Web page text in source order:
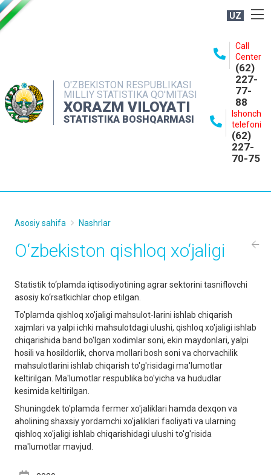
UZ
O'ZBEKISTON RESPUBLIKASI
MILLIY STATISTIKA QO'MITASI
XORAZM VILOYATI
STATISTIKA BOSHQARMASI
Call
Center
(62)
227-
77-
88
Ishonch
telefoni
(62)
227-
70-75
NASHRLAR
INTERAKTIV XIZMATLAR
MATBUOT XIZMATI
Asosiy sahifa Nashrlar
O‘zbekiston qishloq xo‘jаligi
Stаtistik to‘plаmdа iqtisodiyotining аgrаr sektorini tаsniflovchi
аsosiy ko‘rsаtkichlаr chop etilgan.
To'plamda qishloq xo'jaligi mahsulot-larini ishlab chiqarish
xajmlari va yalpi ichki mahsulotdagi ulushi, qishloq xo'jaligi ishlab
chiqarishida band bo'lgan xodimlar soni, ekin maydonlari, yalpi
hosili va hosildorlik, chorva mollari bosh soni va chorvachilik
mahsulotlarini ishlab chiqarish to'g'risidagi ma'lumotlar
keltirilgan. Ma'lumotlar respublika bo'yicha va hududlar
kesimida keltirilgan.
Shuningdek to'plamda fermer xo'jaliklari hamda dexqon va
aholining shaxsiy yordamchi xo'jaliklari faoliyati va ularning
qishloq xo'jaligi ishlab chiqarishidagi ulushi to'g'risida
ma'lumotlar mavjud.